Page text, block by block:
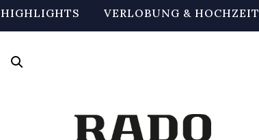
HIGHLIGHTS VERLOBUNG & HOCHZEIT